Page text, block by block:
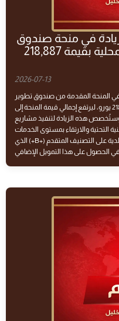
في منحة صندوق
تطوير وإقراض الهيئات المحلية بقيمة 218,887
2026-07-13
المنحة المقدمة من صندوق تطوير
وإقراض الهيئات المحلية بقيمة 218,887 يورو، ليرتفع إجمالي قيمة المنحة إلى
بعد أن كانت 1,140,875 يورو. وستُخصص هذه الزيادة لتنفيذ مشاريع
التحتية والارتقاء بمستوى الخدمات
المقدمة للمواطنين، ويأتي ذلك بعد حصول البلدية على التصنيف المتقدم (+B+) الذي
الحصول على هذا التمويل الإضافي